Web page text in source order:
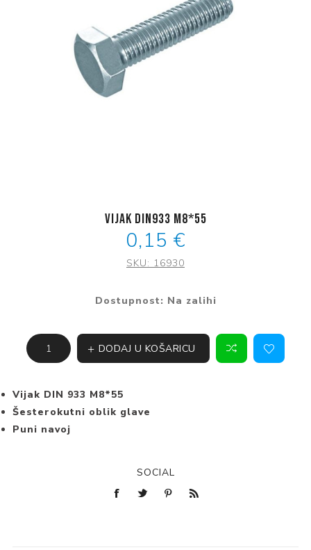
Vijak DIN933 M8*55
0,15 €
SKU: 16930
Dostupnost: Na zalihi
DODAJ U KOŠARICU
Vijak DIN 933 M8*55
Šesterokutni oblik glave
Puni navoj
SOCIAL